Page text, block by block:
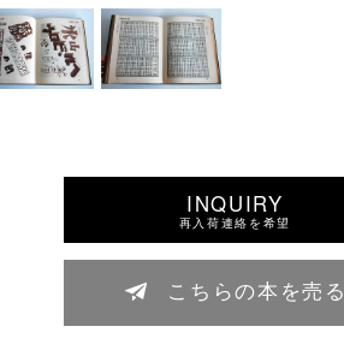
INQUIRY
再入荷連絡を希望
こちらの本を売る